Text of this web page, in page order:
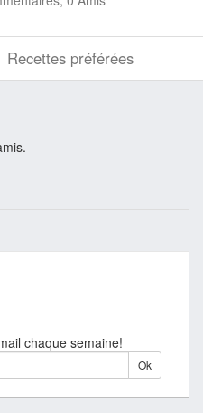
Recettes préférées
chaque semaine!